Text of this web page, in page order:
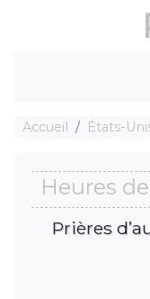
Accueil États-
Heures
Prières